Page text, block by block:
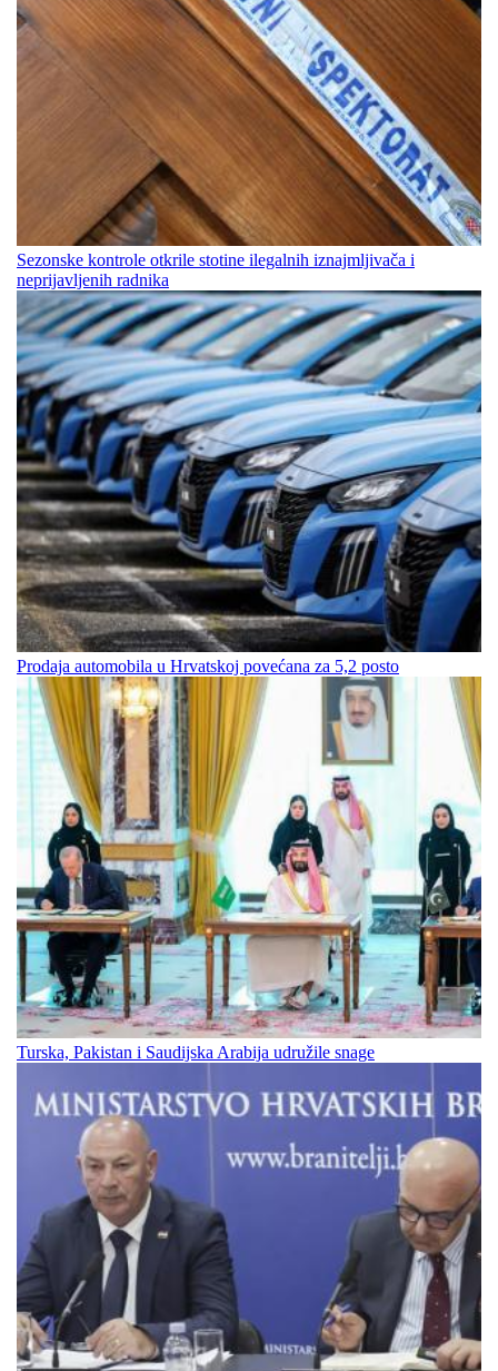
Sezonske kontrole otkrile stotine ilegalnih iznajmljivača i
neprijavljenih radnika
Prodaja automobila u Hrvatskoj povećana za 5,2 posto
Turska, Pakistan i Saudijska Arabija udružile snage